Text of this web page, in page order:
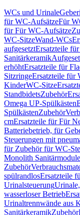
WCs und Urinale
für WC-AufsätzeFür
für Für WC-Aufsätze
WC-SitzeWand-WCs
aufgesetztErsatzteile
Sanitärkeramik
erhöhtErsatzteile für
SitzringeErsatzteile für
KinderWC-Sitze
StandbidetsZubehör
Omega UP-Spülkästen
SpülkästenZubehör
cmErsatzteile für Für
Batteriebetrieb, für
Steuerungen mit
für Zubehör für WC-
Monolith Sanitärmodule
Zubehör
spülrandlosErsatzteile
Urinalsteuerung
wasserloser Betrieb
Urinaltrennwände aus
SanitärkeramikZubehör